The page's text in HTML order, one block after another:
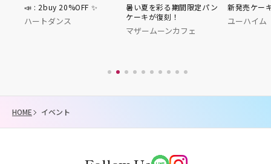
📣 : 2buy 20%OFF ✨
ハートダンス
暑い夏を彩る期間限定パン
ケーキが復刻！
マザームーンカフェ
新発売ケー
ユーハイム
HOME イベント